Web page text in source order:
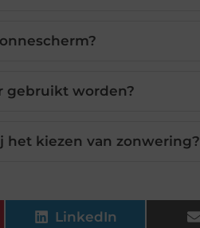
gebruikt worden?
het kiezen van zonwering?
LinkedIn